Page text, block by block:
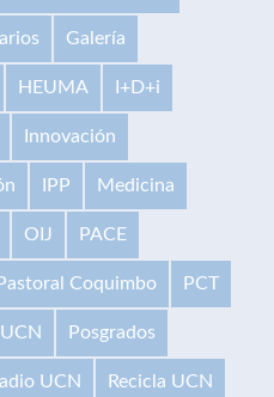
Galería
HEUMA I+D+i
Innovación
IPP Medicina
OIJ PACE
Pastoral Coquimbo PCT
Posgrados
UCN Recicla UCN